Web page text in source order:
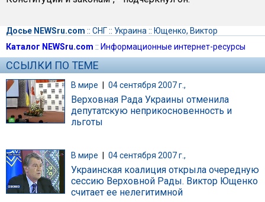
Досье NEWSru.com :: СНГ:: Украина :: Ющенко, Виктор
Каталог NEWSru.com :: Информационные интернет-ресурсы
ССЫЛКИ ПО ТЕМЕ
В мире | 04 сентября 2007 г.,
Верховная Рада Украины отменила
депутатскую неприкосновенность и
льготы
В мире 04 сентября 2007 г.,
Украинская коалиция открыла очередную
сессию Верховной Рады. Виктор Ющенко
считает ее нелегитимной